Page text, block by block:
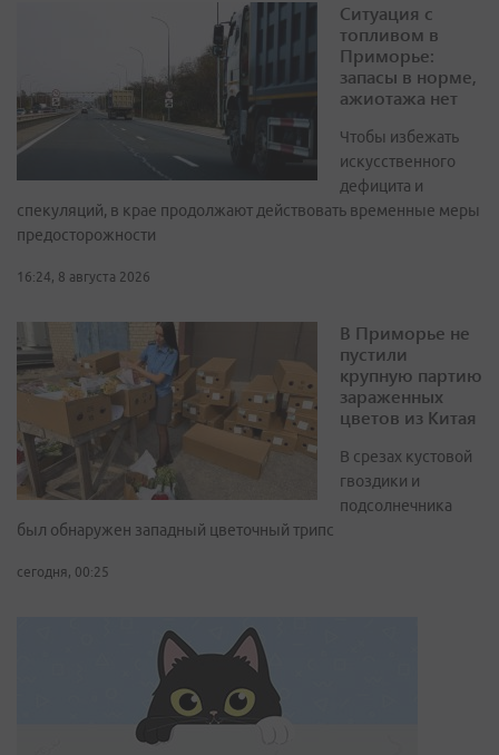
Ситуация с
топливом в
Приморье:
запасы в норме,
ажиотажа нет
Чтобы избежать
искусственного
дефицита и
спекуляций, в крае продолжают действовать временные меры
предосторожности
16:24, 8 августа 2026
В Приморье не
пустили
крупную партию
зараженных
цветов из Китая
В срезах кустовой
гвоздики и
подсолнечника
был обнаружен западный цветочный трипс
сегодня, 00:25